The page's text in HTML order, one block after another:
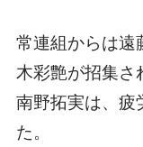
常連組からは遠
木彩艶が招集さ
南野拓実は、疲
た。